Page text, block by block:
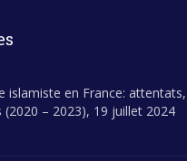
islamiste en France:
– 2023), 19 juillet 2024